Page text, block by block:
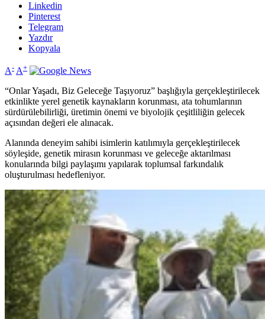
Linkedin
Pinterest
Telegram
Yazdır
Kopyala
A- A+
“Onlar Yaşadı, Biz Geleceğe Taşıyoruz” başlığıyla gerçekleştirilecek
etkinlikte yerel genetik kaynakların korunması, ata tohumlarının
sürdürülebilirliği, üretimin önemi ve biyolojik çeşitliliğin gelecek
açısından değeri ele alınacak.
Alanında deneyim sahibi isimlerin katılımıyla gerçekleştirilecek
söyleşide, genetik mirasın korunması ve geleceğe aktarılması
konularında bilgi paylaşımı yapılarak toplumsal farkındalık
oluşturulması hedefleniyor.